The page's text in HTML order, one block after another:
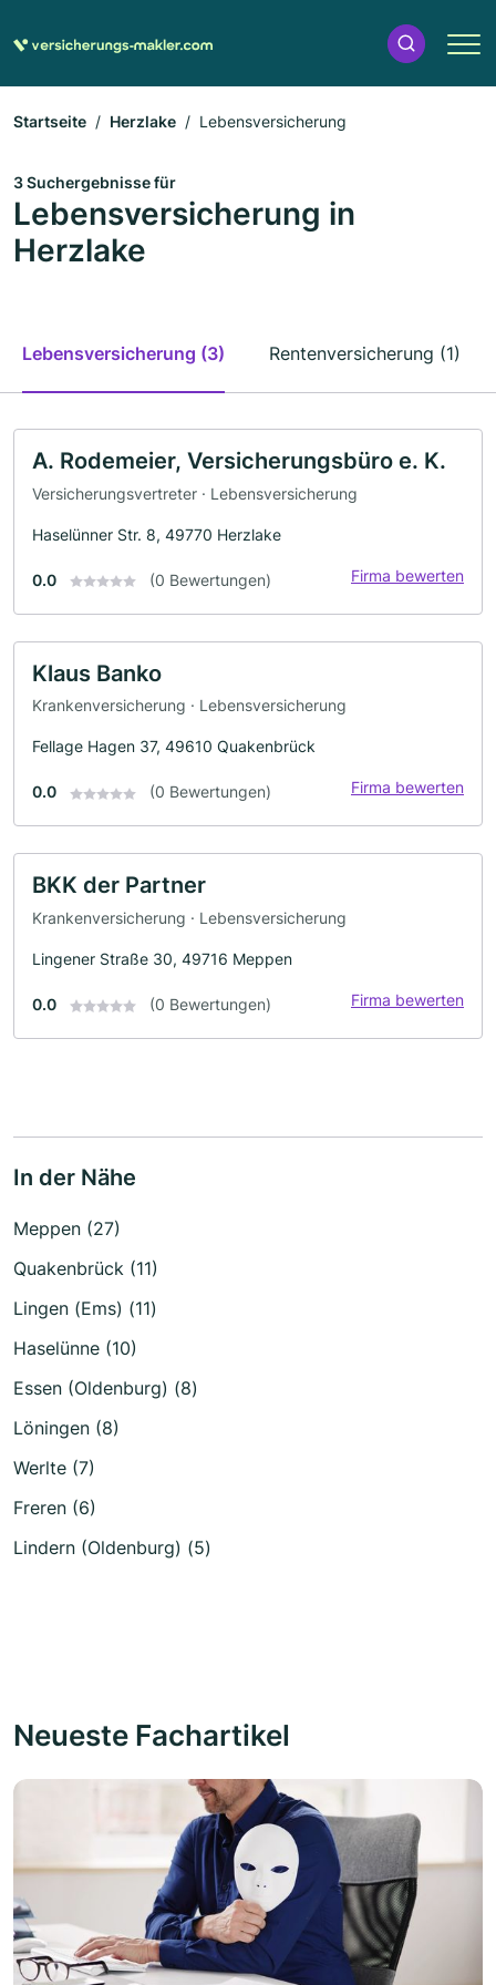
Startseite Herzlake Lebensversicherung
3 Suchergebnisse für
Lebensversicherung in
Herzlake
Lebensversicherung (3) Rentenversicherung (1)
A. Rodemeier, Versicherungsbüro e. K.
Versicherungsvertreter · Lebensversicherung
Haselünner Str. 8, 49770 Herzlake
0.0 (0 Bewertungen) Firma bewerten
Klaus Banko
Krankenversicherung · Lebensversicherung
Fellage Hagen 37, 49610 Quakenbrück
0.0 (0 Bewertungen) Firma bewerten
BKK der Partner
Krankenversicherung · Lebensversicherung
Lingener Straße 30, 49716 Meppen
0.0 (0 Bewertungen) Firma bewerten
In der Nähe
Meppen (27)
Quakenbrück (11)
Lingen (Ems) (11)
Haselünne (10)
Essen (Oldenburg) (8)
Löningen (8)
Werlte (7)
Freren (6)
Lindern (Oldenburg) (5)
Neueste Fachartikel